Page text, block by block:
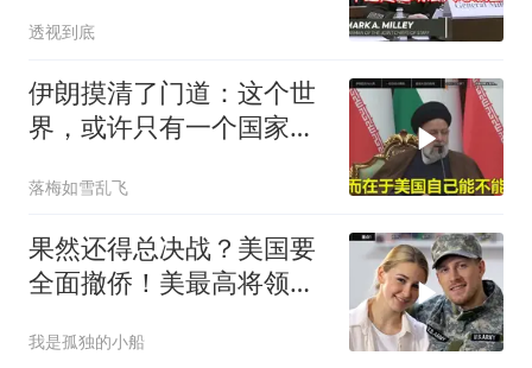
透视到底
伊朗摸清了门道：这个世
界，或许只有一个国家，
落梅如雪乱飞
果然还得总决战？美国要
全面撤侨！美最高将领：
我是孤独的小船